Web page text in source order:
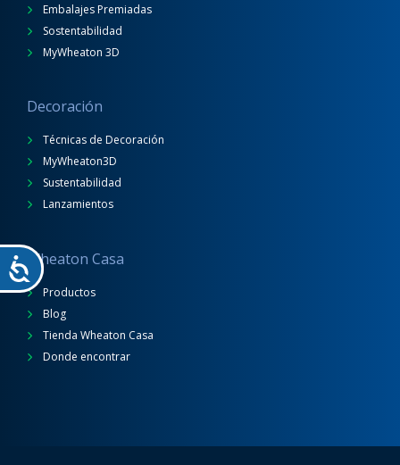
Embalajes Premiadas
Sostentabilidad
MyWheaton 3D
Decoración
Técnicas de Decoración
MyWheaton3D
Sustentabilidad
Lanzamientos
Wheaton Casa
Productos
Blog
Tienda Wheaton Casa
Donde encontrar